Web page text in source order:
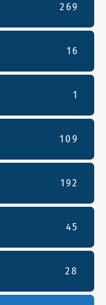
269
16
1
109
192
45
28